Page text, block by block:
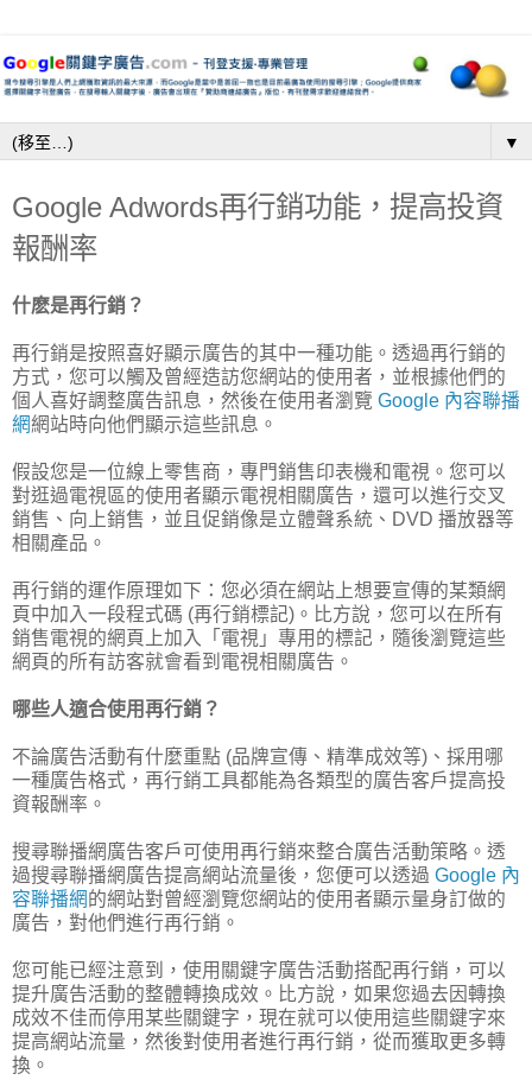
▼
Google Adwords再行銷功能，提高投資
報酬率
什麽是再行銷？
再行銷是按照喜好顯示廣告的其中一種功能。透過再行銷的
方式，您可以觸及曾經造訪您網站的使用者，並根據他們的
個人喜好調整廣告訊息，然後在使用者瀏覽 Google 內容聯播
網網站時向他們顯示這些訊息。
假設您是一位線上零售商，專門銷售印表機和電視。您可以
對逛過電視區的使用者顯示電視相關廣告，還可以進行交叉
銷售、向上銷售，並且促銷像是立體聲系統、DVD 播放器等
相關產品。
再行銷的運作原理如下：您必須在網站上想要宣傳的某類網
頁中加入一段程式碼 (再行銷標記)。比方說，您可以在所有
銷售電視的網頁上加入「電視」專用的標記，隨後瀏覽這些
網頁的所有訪客就會看到電視相關廣告。
哪些人適合使用再行銷？
不論廣告活動有什麼重點 (品牌宣傳、精準成效等)、採用哪
一種廣告格式，再行銷工具都能為各類型的廣告客戶提高投
資報酬率。
搜尋聯播網廣告客戶可使用再行銷來整合廣告活動策略。透
過搜尋聯播網廣告提高網站流量後，您便可以透過 Google 內
容聯播網 的網站對曾經瀏覽您網站的使用者顯示量身訂做的
廣告，對他們進行再行銷。
您可能已經注意到，使用關鍵字廣告活動搭配再行銷，可以
提升廣告活動的整體轉換成效。比方說，如果您過去因轉換
成效不佳而停用某些關鍵字，現在就可以使用這些關鍵字來
提高網站流量，然後對使用者進行再行銷，從而獲取更多轉
換。